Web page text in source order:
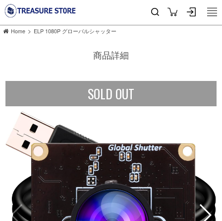
Home > ELP 1080P グローバルシャッター
商品詳細
SOLD OUT